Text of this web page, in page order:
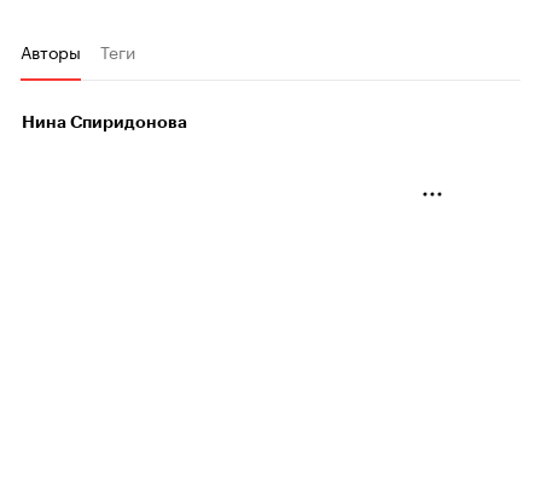
Авторы Теги
Нина Спиридонова